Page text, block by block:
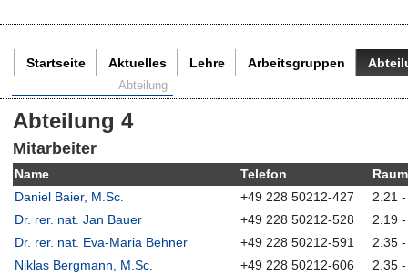
Startseite Aktuelles Lehre Arbeitsgruppen
Abteilung
Abteilung 4
Mitarbeiter
Name Telefon
Raum
Daniel Baier, M.Sc.
+49 228 50212-427
2.21
Dr. rer. nat. Jan Bauer
+49 228 50212-528
2.19
Dr. rer. nat. Eva-Maria Behner
+49 228 50212-591
2.35
Niklas Bergmann, M.Sc.
+49 228 50212-606
2.35